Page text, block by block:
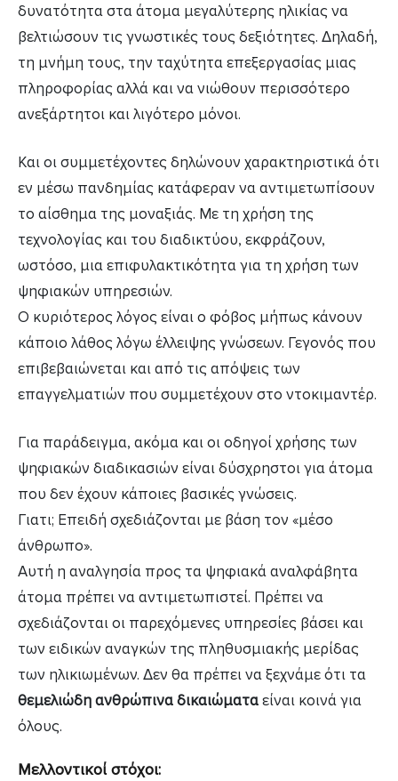
δυνατότητα στα άτομα μεγαλύτερης ηλικίας να
βελτιώσουν τις γνωστικές τους δεξιότητες. Δηλαδή,
τη μνήμη τους, την ταχύτητα επεξεργασίας μιας
πληροφορίας αλλά και να νιώθουν περισσότερο
ανεξάρτητοι και λιγότερο μόνοι.
Και οι συμμετέχοντες δηλώνουν χαρακτηριστικά ότι
εν μέσω πανδημίας κατάφεραν να αντιμετωπίσουν
το αίσθημα της μοναξιάς. Με τη χρήση της
τεχνολογίας και του διαδικτύου, εκφράζουν,
ωστόσο, μια επιφυλακτικότητα για τη χρήση των
ψηφιακών υπηρεσιών.
Ο κυριότερος λόγος είναι ο φόβος μήπως κάνουν
κάποιο λάθος λόγω έλλειψης γνώσεων. Γεγονός που
επιβεβαιώνεται και από τις απόψεις των
επαγγελματιών που συμμετέχουν στο ντοκιμαντέρ.
Για παράδειγμα, ακόμα και οι οδηγοί χρήσης των
ψηφιακών διαδικασιών είναι δύσχρηστοι για άτομα
που δεν έχουν κάποιες βασικές γνώσεις.
Γιατι; Επειδή σχεδιάζονται με βάση τον «μέσο
άνθρωπο».
Αυτή η αναλγησία προς τα ψηφιακά αναλφάβητα
άτομα πρέπει να αντιμετωπιστεί. Πρέπει να
σχεδιάζονται οι παρεχόμενες υπηρεσίες βάσει και
των ειδικών αναγκών της πληθυσμιακής μερίδας
των ηλικιωμένων. Δεν θα πρέπει να ξεχνάμε ότι τα
θεμελιώδη ανθρώπινα δικαιώματαείναι κοινά για
όλους.
Μελλοντικοί στόχοι: